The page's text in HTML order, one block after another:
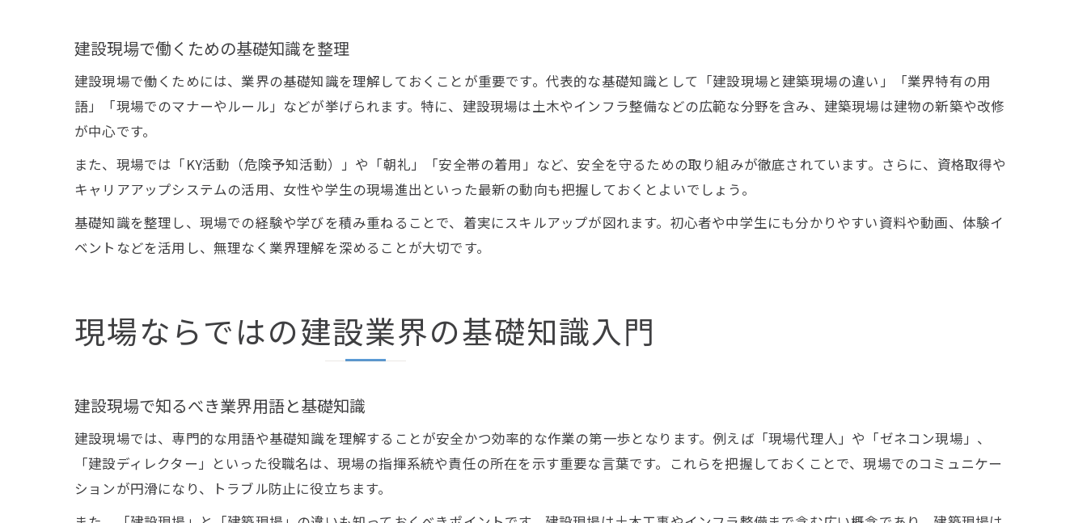
建設現場で働くための基礎知識を整理
建設現場で働くためには、業界の基礎知識を理解しておくことが重要です。代表的な基礎知識として「建設現場と建築現場の違い」「業界特有の用
語」「現場でのマナーやルール」などが挙げられます。特に、建設現場は土木やインフラ整備などの広範な分野を含み、建築現場は建物の新築や改修
が中心です。
また、現場では「KY活動（危険予知活動）」や「朝礼」「安全帯の着用」など、安全を守るための取り組みが徹底されています。さらに、資格取得や
キャリアアップシステムの活用、女性や学生の現場進出といった最新の動向も把握しておくとよいでしょう。
基礎知識を整理し、現場での経験や学びを積み重ねることで、着実にスキルアップが図れます。初心者や中学生にも分かりやすい資料や動画、体験イ
ベントなどを活用し、無理なく業界理解を深めることが大切です。
現場ならではの建設業界の基礎知識入門
建設現場で知るべき業界用語と基礎知識
建設現場では、専門的な用語や基礎知識を理解することが安全かつ効率的な作業の第一歩となります。例えば「現場代理人」や「ゼネコン現場」、
「建設ディレクター」といった役職名は、現場の指揮系統や責任の所在を示す重要な言葉です。これらを把握しておくことで、現場でのコミュニケー
ションが円滑になり、トラブル防止に役立ちます。